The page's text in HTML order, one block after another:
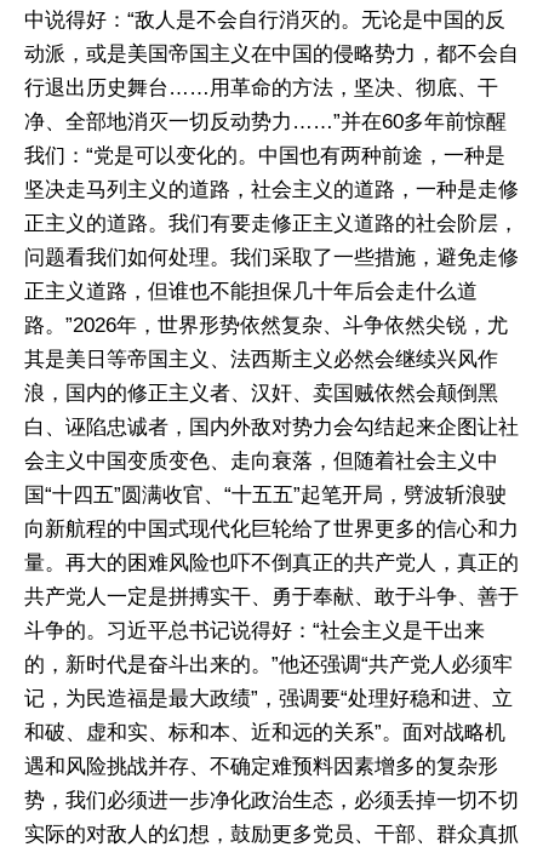
中说得好：“敌人是不会自行消灭的。无论是中国的反
动派，或是美国帝国主义在中国的侵略势力，都不会自
行退出历史舞台……用革命的方法，坚决、彻底、干
净、全部地消灭一切反动势力……”并在60多年前惊醒
我们：“党是可以变化的。中国也有两种前途，一种是
坚决走马列主义的道路，社会主义的道路，一种是走修
正主义的道路。我们有要走修正主义道路的社会阶层，
问题看我们如何处理。我们采取了一些措施，避免走修
正主义道路，但谁也不能担保几十年后会走什么道
路。”2026年，世界形势依然复杂、斗争依然尖锐，尤
其是美日等帝国主义、法西斯主义必然会继续兴风作
浪，国内的修正主义者、汉奸、卖国贼依然会颠倒黑
白、诬陷忠诚者，国内外敌对势力会勾结起来企图让社
会主义中国变质变色、走向衰落，但随着社会主义中
国“十四五”圆满收官、“十五五”起笔开局，劈波斩浪驶
向新航程的中国式现代化巨轮给了世界更多的信心和力
量。再大的困难风险也吓不倒真正的共产党人，真正的
共产党人一定是拼搏实干、勇于奉献、敢于斗争、善于
斗争的。习近平总书记说得好：“社会主义是干出来
的，新时代是奋斗出来的。”他还强调“共产党人必须牢
记，为民造福是最大政绩”，强调要“处理好稳和进、立
和破、虚和实、标和本、近和远的关系”。面对战略机
遇和风险挑战并存、不确定难预料因素增多的复杂形
势，我们必须进一步净化政治生态，必须丢掉一切不切
实际的对敌人的幻想，鼓励更多党员、干部、群众真抓